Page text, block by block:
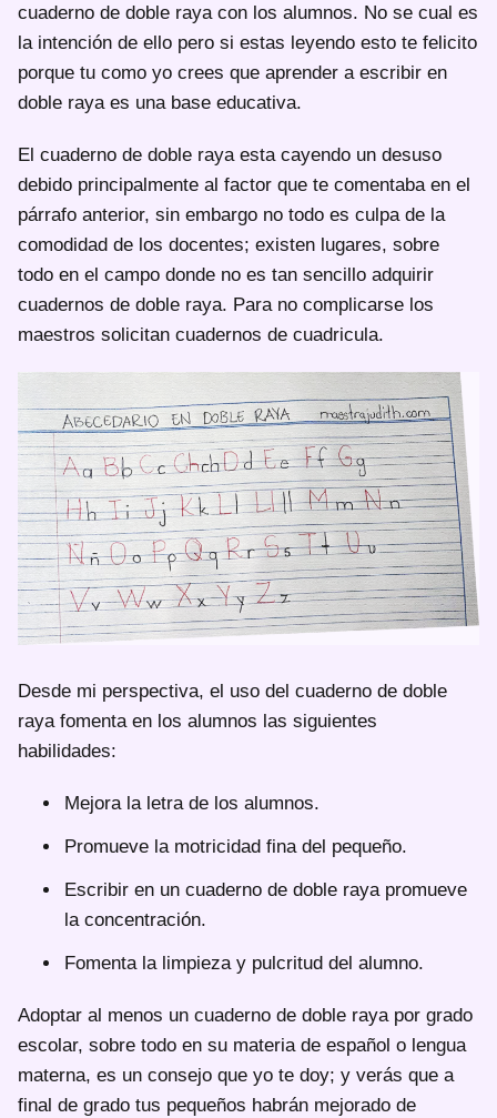
cuaderno de doble raya con los alumnos. No se cual es
la intención de ello pero si estas leyendo esto te felicito
porque tu como yo crees que aprender a escribir en
doble raya es una base educativa.
El cuaderno de doble raya esta cayendo un desuso
debido principalmente al factor que te comentaba en el
párrafo anterior, sin embargo no todo es culpa de la
comodidad de los docentes; existen lugares, sobre
todo en el campo donde no es tan sencillo adquirir
cuadernos de doble raya. Para no complicarse los
maestros solicitan cuadernos de cuadricula.
Desde mi perspectiva, el uso del cuaderno de doble
raya fomenta en los alumnos las siguientes
habilidades:
Mejora la letra de los alumnos.
Promueve la motricidad fina del pequeño.
Escribir en un cuaderno de doble raya promueve
la concentración.
Fomenta la limpieza y pulcritud del alumno.
Adoptar al menos un cuaderno de doble raya por grado
escolar, sobre todo en su materia de español o lengua
materna, es un consejo que yo te doy; y verás que a
final de grado tus pequeños habrán mejorado de